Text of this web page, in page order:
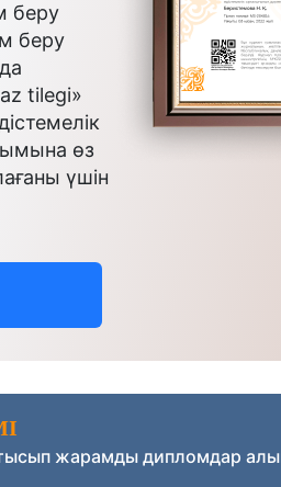
беру
беру
tilegi»
өз
үшін
жарамды дипломдар